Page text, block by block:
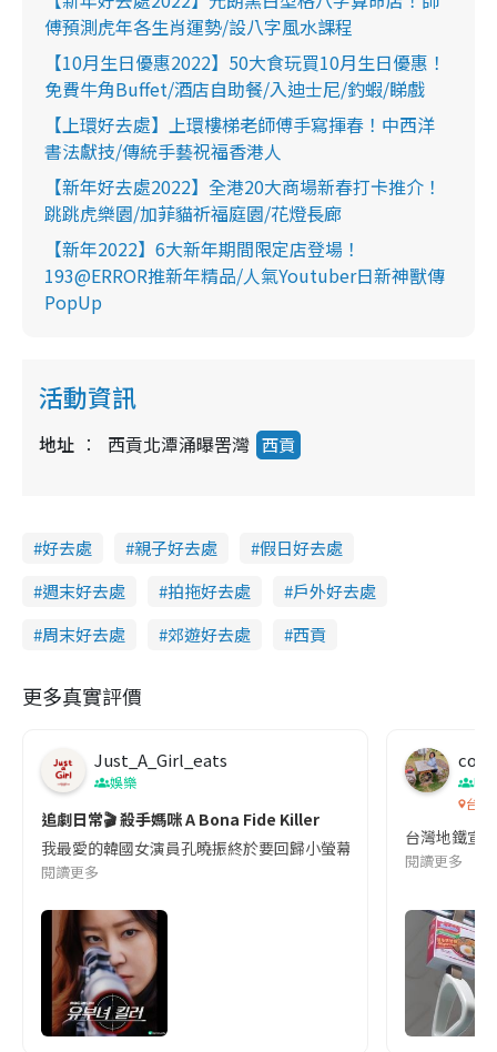
i
g
m
傅預測虎年各生肖運勢/設八字風水課程
【10月生日優惠2022】50大食玩買10月生日優惠！
免費牛角Buffet/酒店自助餐/入迪士尼/釣蝦/睇戲
【上環好去處】上環樓梯老師傅手寫揮春！中西洋
書法獻技/傳統手藝祝福香港人
【新年好去處2022】全港20大商場新春打卡推介！
跳跳虎樂園/加菲貓祈福庭園/花燈長廊
【新年2022】6大新年期間限定店登場！
193@ERROR推新年精品/人氣Youtuber日新神獸傳
PopUp
活動資訊
地址 西貢北潭涌曝罟灣 西貢
好去處 親子好去處
假日好去處
週末好去處
拍拖好去處
戶外好去處
周末好去處
郊遊好去處 西貢
更多真實評價
Just_A_Girl_eats
娛樂
追劇日常🎬 殺手媽咪 A Bona Fide Killer
我最愛的韓國女演員孔曉振終於要回歸小螢幕啦!這次的劇本改編
閱讀更多
co
吹
台灣
台灣地鐵宣
閱讀更多